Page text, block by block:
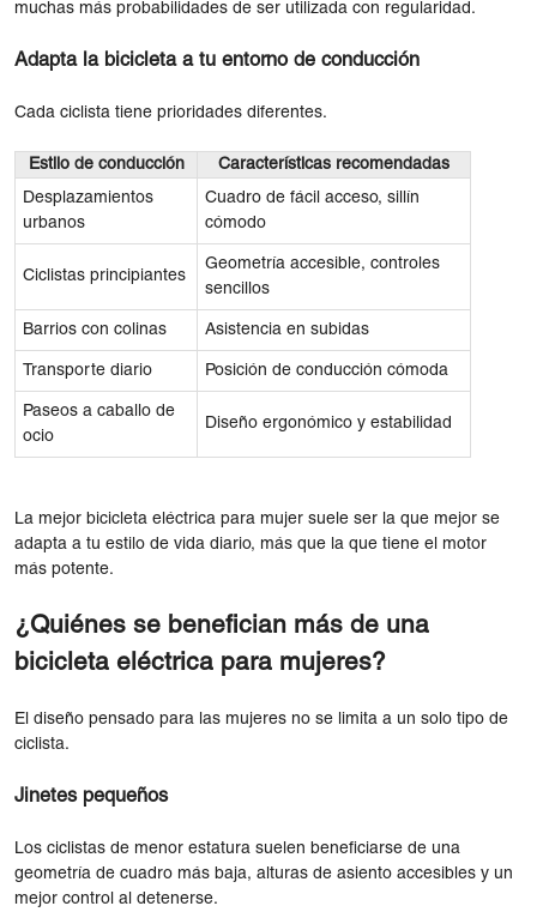
muchas más probabilidades de ser utilizada con regularidad.
Adapta la bicicleta a tu entorno de conducción
Cada ciclista tiene prioridades diferentes.
Estilo de conducción Características recomendadas
Desplazamientos
urbanos
Cuadro de fácil acceso, sillín
cómodo
Ciclistas principiantes
Geometría accesible, controles
sencillos
Barrios con colinas Asistencia en subidas
Transporte diario Posición de conducción cómoda
Paseos a caballo de
ocio
Diseño ergonómico y estabilidad
La mejor bicicleta eléctrica para mujer suele ser la que mejor se
adapta a tu estilo de vida diario, más que la que tiene el motor
más potente.
¿Quiénes se benefician más de una
bicicleta eléctrica para mujeres?
El diseño pensado para las mujeres no se limita a un solo tipo de
ciclista.
Jinetes pequeños
Los ciclistas de menor estatura suelen beneficiarse de una
geometría de cuadro más baja, alturas de asiento accesibles y un
mejor control al detenerse.